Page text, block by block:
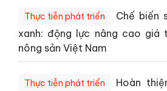
Thực tiễn phát triển
Chế biến
xanh: động lực nâng cao giá
nông sản Việt Nam
Thực tiễn phát triển
Hoàn